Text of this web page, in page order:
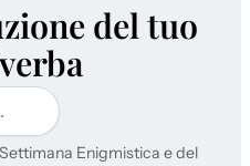
del tuo
Enigmistica e del